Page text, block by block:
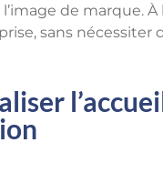
de marque.
sans